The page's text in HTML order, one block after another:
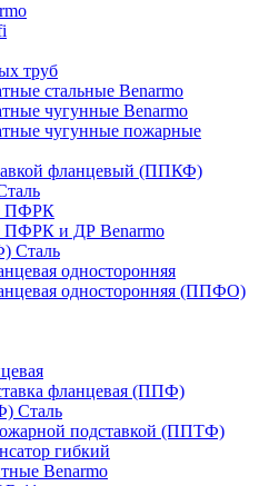
труб
стальные Benarmo
чугунные Benarmo
чугунные пожарные
фланцевый (ППКФ)
ПФРК
ПФРК и ДР Benarmo
Сталь
односторонняя
односторонняя (ППФО)
фланцевая (ППФ)
Сталь
подставкой (ППТФ)
гибкий
Benarmo